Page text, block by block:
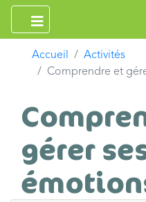
Accueil
Activités
Comprendre et
gérer